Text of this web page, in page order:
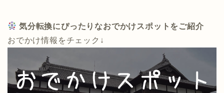
気分転換にぴったりなおでかけスポットをご紹介
おでかけ情報をチェック↓